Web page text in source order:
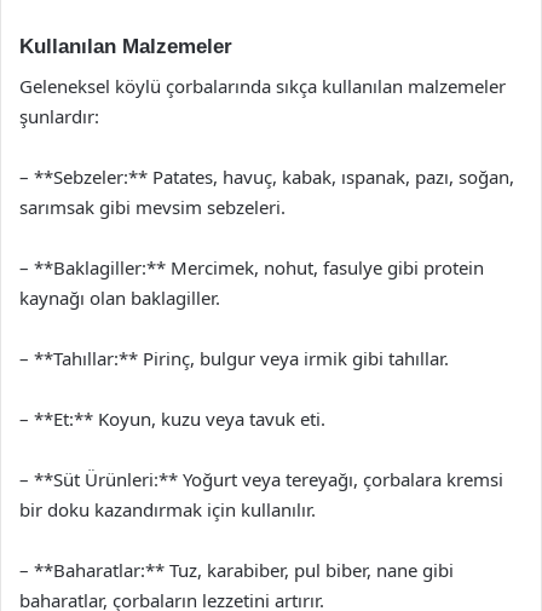
Kullanılan Malzemeler
Geleneksel köylü çorbalarında sıkça kullanılan malzemeler
şunlardır:
– **Sebzeler:** Patates, havuç, kabak, ıspanak, pazı, soğan,
sarımsak gibi mevsim sebzeleri.
– **Baklagiller:** Mercimek, nohut, fasulye gibi protein
kaynağı olan baklagiller.
– **Tahıllar:** Pirinç, bulgur veya irmik gibi tahıllar.
– **Et:** Koyun, kuzu veya tavuk eti.
– **Süt Ürünleri:** Yoğurt veya tereyağı, çorbalara kremsi
bir doku kazandırmak için kullanılır.
– **Baharatlar:** Tuz, karabiber, pul biber, nane gibi
baharatlar, çorbaların lezzetini artırır.